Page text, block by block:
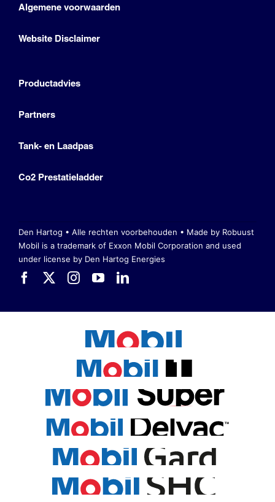
Algemene voorwaarden
Website Disclaimer
Productadvies
Partners
Tank- en Laadpas
Co2 Prestatieladder
Den Hartog • Alle rechten voorbehouden • Made by Robuust
Mobil is a trademark of Exxon Mobil Corporation and used
under license by Den Hartog Energies